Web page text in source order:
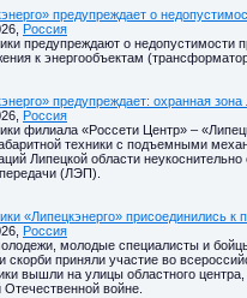
предупреждает о
Россия
предупреждают о недопустимости
к энергообъектам
предупреждает: охранная
Россия
филиала «Россети Центр» –
техники с подъемными
Липецкой области
(ЛЭП).
«Липецкэнерго» присоединились к
Россия
молодые специалисты и
скорби приняли участие во
вышли на улицы областного
Отечественной войне.